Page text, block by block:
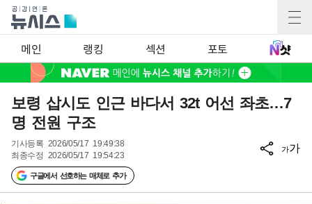
메인 랭킹 섹션 포토
보령 삽시도 인근 바다서 32t 어선 좌초…7
명 전원 구조
기사등록 2026/05/17 19:49:38
최종수정 2026/05/17 19:54:23
구글에서 선호하는 매체로 추가
가가